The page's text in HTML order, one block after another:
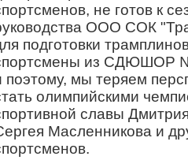
не готов к
ООО СОК
подготовки
из СДЮШОР
поэтому, мы теряем
олимпийскими
славы
Масленникова и